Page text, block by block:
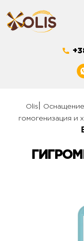
to
content
Olis
гомогенизация и